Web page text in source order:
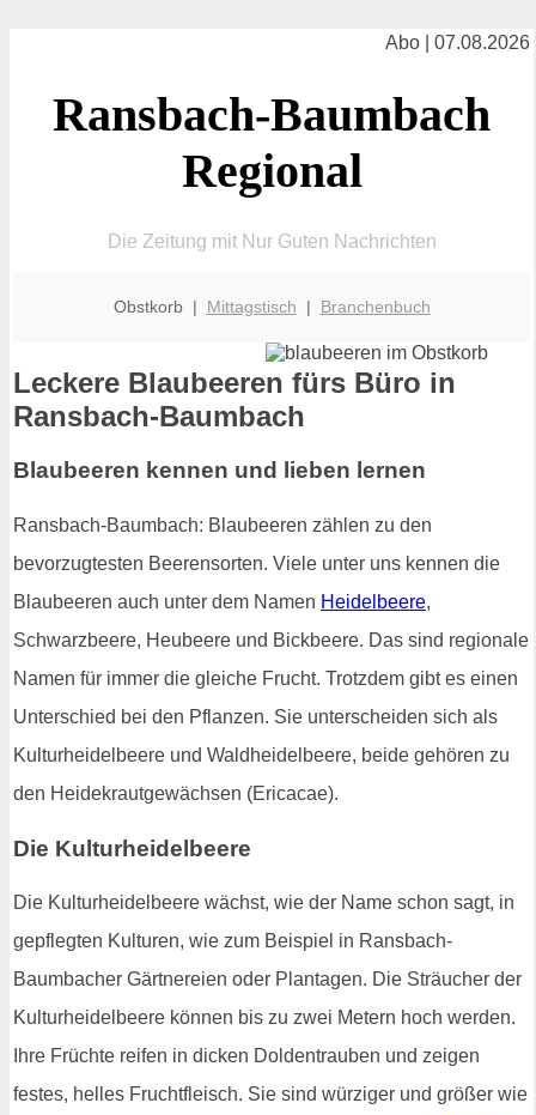
Abo | 07.08.2026
Ransbach-Baumbach
Regional
Die Zeitung mit Nur Guten Nachrichten
Obstkorb | Mittagstisch | Branchenbuch
Leckere Blaubeeren fürs Büro in
Ransbach-Baumbach
Blaubeeren kennen und lieben lernen
Ransbach-Baumbach: Blaubeeren zählen zu den
bevorzugtesten Beerensorten. Viele unter uns kennen die
Blaubeeren auch unter dem Namen Heidelbeere,
Schwarzbeere, Heubeere und Bickbeere. Das sind regionale
Namen für immer die gleiche Frucht. Trotzdem gibt es einen
Unterschied bei den Pflanzen. Sie unterscheiden sich als
Kulturheidelbeere und Waldheidelbeere, beide gehören zu
den Heidekrautgewächsen (Ericacae).
Die Kulturheidelbeere
Die Kulturheidelbeere wächst, wie der Name schon sagt, in
gepflegten Kulturen, wie zum Beispiel in Ransbach-
Baumbacher Gärtnereien oder Plantagen. Die Sträucher der
Kulturheidelbeere können bis zu zwei Metern hoch werden.
Ihre Früchte reifen in dicken Doldentrauben und zeigen
festes, helles Fruchtfleisch. Sie sind würziger und größer wie